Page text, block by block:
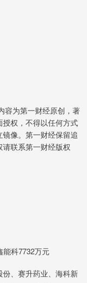
容为第一财经原创，著
权，不得以任何方式
像。第一财经保留追
联系第一财经版权
能科7732万元
、赛升药业、海科新